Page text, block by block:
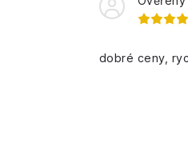
dobré ceny,